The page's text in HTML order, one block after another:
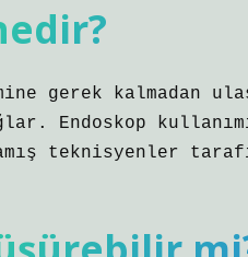
gerek kalmadan
Endoskop
teknisyenler